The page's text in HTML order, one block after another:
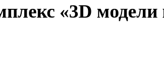
«3D модели